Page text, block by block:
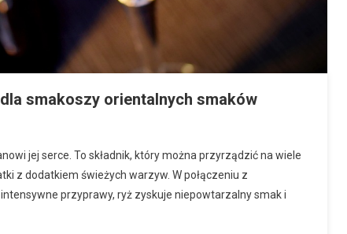
smakoszy orientalnych smaków
jej serce. To składnik, który można przyrządzić na wiele
z dodatkiem świeżych warzyw. W połączeniu z
przyprawy, ryż zyskuje niepowtarzalny smak i